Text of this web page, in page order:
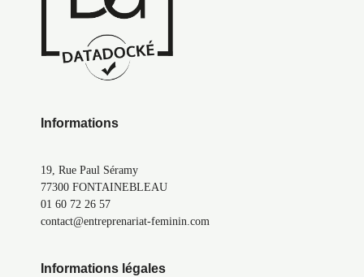
Informations
19, Rue Paul Séramy
77300 FONTAINEBLEAU
01 60 72 26 57
contact@entreprenariat-feminin.com
Informations légales